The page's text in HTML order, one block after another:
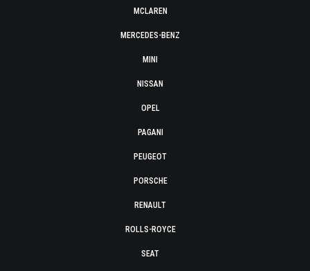
MCLAREN
MERCEDES-BENZ
MINI
NISSAN
OPEL
PAGANI
PEUGEOT
PORSCHE
RENAULT
ROLLS-ROYCE
SEAT